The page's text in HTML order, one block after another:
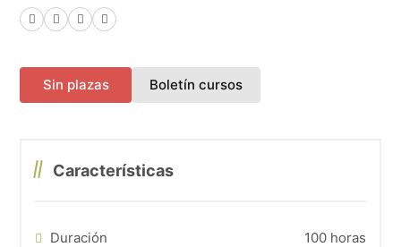
Sin plazas Boletín cursos(abre en una nueva
Características
Duración 100 horas